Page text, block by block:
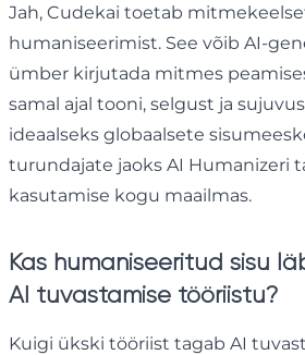
Jah, Cudekai toetab
humaniseerimist. See võib AI-
ümber kirjutada mitmes
samal ajal tooni, selgust ja
ideaalseks globaalsete
turundajate jaoks AI Humanizeri
kasutamise kogu maailmas.
Kas humaniseeritud sisu
AI tuvastamise tööriistu?
Kuigi ükski tööriist tagab AI